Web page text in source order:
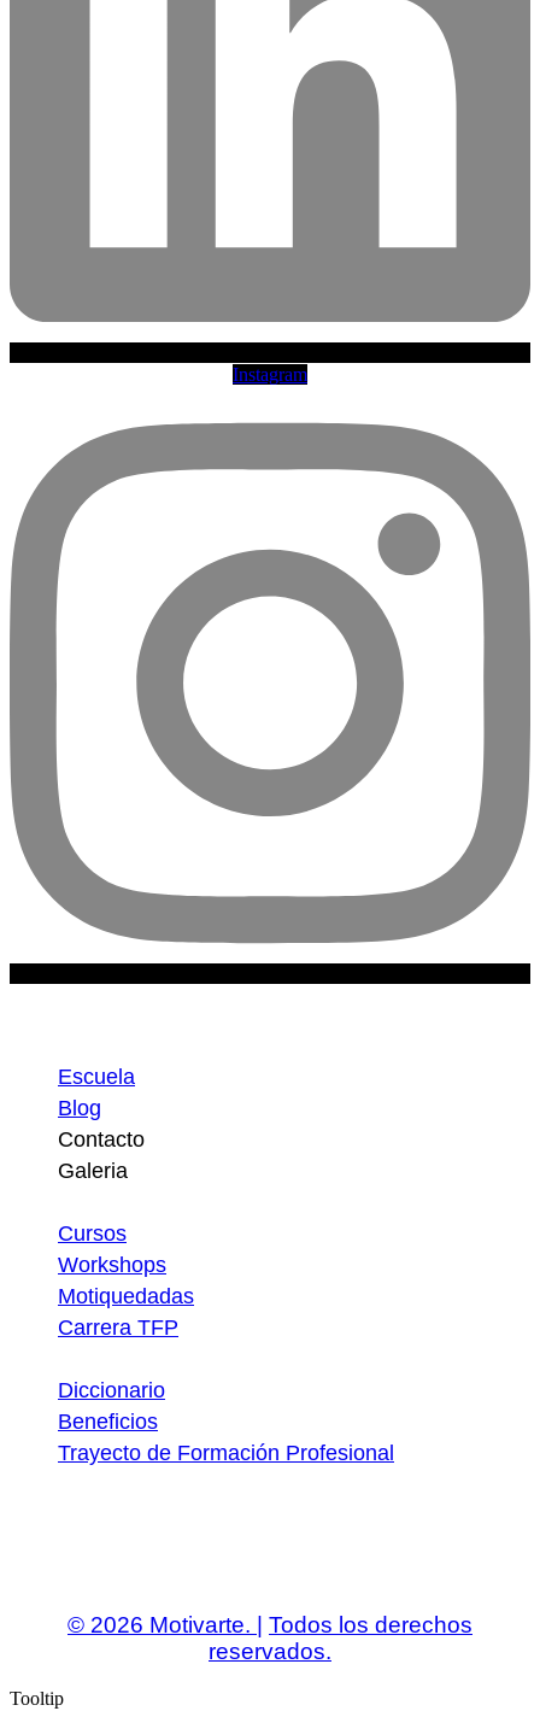
Instagram
Escuela
Blog
Contacto
Galeria
Cursos
Workshops
Motiquedadas
Carrera TFP
Diccionario
Beneficios
Trayecto de Formación Profesional
© 2026 Motivarte. |
Todos los derechos
reservados.
Tooltip